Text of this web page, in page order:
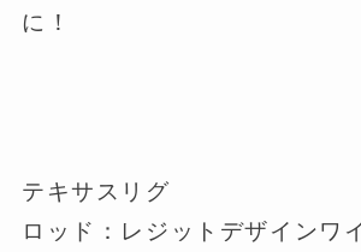
に！
テキサスリグ
ロッド：レジットデザインワ